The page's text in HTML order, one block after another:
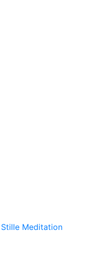
Stille Meditation